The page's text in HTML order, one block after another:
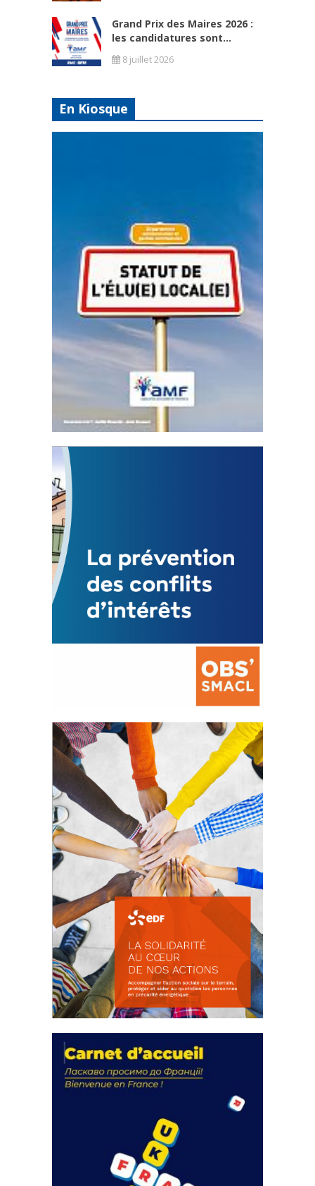
Grand Prix des Maires 2026 :
les candidatures sont...
8 juillet 2026
En Kiosque
Statut de l’élu local
3 avril 2024
Mise à jour avril 2024
FEUILLETER
La prévention des conflits
d’intérêts
18 septembre 2023
FEUILLETER
actions
18 septembre 2023
FEUILLETER